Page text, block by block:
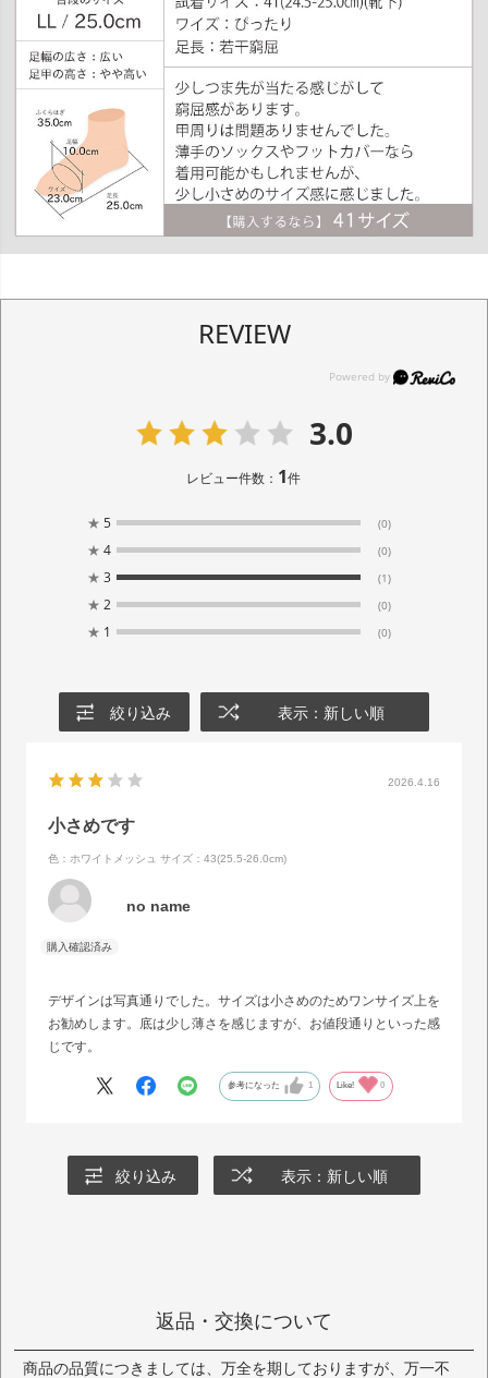
REVIEW
3.0
レビュー件数： 1件
★ 5 (0)
★ 4 (0)
★ 3 (1)
★ 2 (0)
★ 1 (0)
絞り込み 表示：新しい順
2026.4.16
小さめです
色：ホワイトメッシュ サイズ：43(25.5-26.0cm)
no name
デザインは写真通りでした。サイズは小さめのためワンサイズ上を
お勧めします。底は少し薄さを感じますが、お値段通りといった感
じです。
参考になった 1 Like! 0
絞り込み 表示：新しい順
返品・交換について
商品の品質につきましては、万全を期しておりますが、万一不